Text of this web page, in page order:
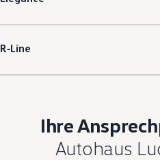
R‑Line
Ihre
Autohaus